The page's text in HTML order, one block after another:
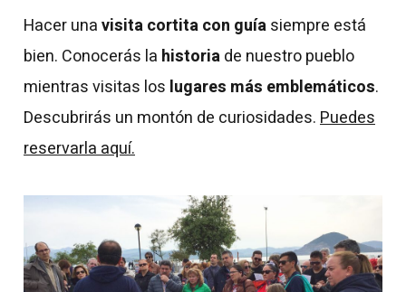
Hacer unavisita cortita con guíasiempre está
bien. Conocerás la historiade nuestro pueblo
mientras visitas los lugares más emblemáticos.
Descubrirás un montón de curiosidades.Puedes
reservarla aquí.